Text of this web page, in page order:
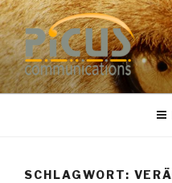
Zum
Inhalt
springen
PUBLIC
Dr. Heike Specht
SCHLAGWORT: